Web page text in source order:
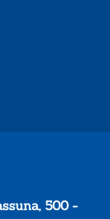
500 -